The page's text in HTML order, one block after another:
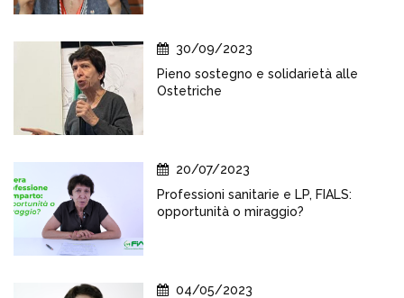
30/09/2023
Pieno sostegno e solidarietà alle
Ostetriche
20/07/2023
Professioni sanitarie e LP, FIALS:
opportunità o miraggio?
04/05/2023